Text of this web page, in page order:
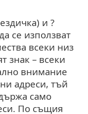
и ?
се използват
всеки низ
знак – всеки
внимание
адреси, тъй
само
По същия